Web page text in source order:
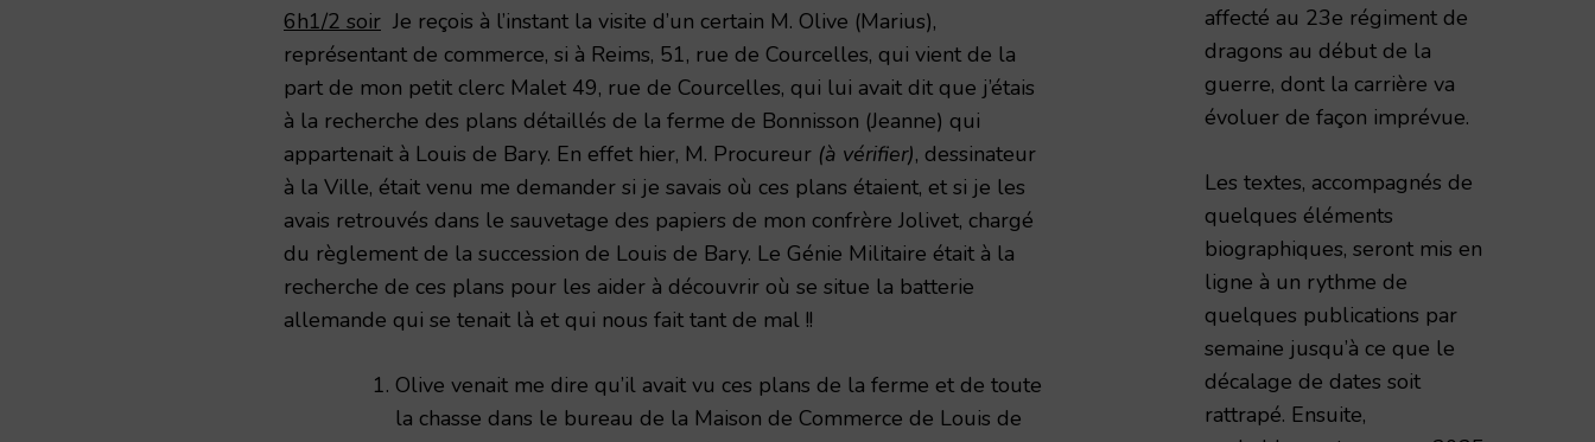
6h1/2 soir Je reçois à l’instant la visite d’un certain M. Olive (Marius),
représentant de commerce, si à Reims, 51, rue de Courcelles, qui vient de la
part de mon petit clerc Malet 49, rue de Courcelles, qui lui avait dit que j’étais
à la recherche des plans détaillés de la ferme de Bonnisson (Jeanne) qui
appartenait à Louis de Bary. En effet hier, M. Procureur (à vérifier), dessinateur
à la Ville, était venu me demander si je savais où ces plans étaient, et si je les
avais retrouvés dans le sauvetage des papiers de mon confrère Jolivet, chargé
du règlement de la succession de Louis de Bary. Le Génie Militaire était à la
recherche de ces plans pour les aider à découvrir où se situe la batterie
allemande qui se tenait là et qui nous fait tant de mal !!
Olive venait me dire qu’il avait vu ces plans de la ferme et de toute
la chasse dans le bureau de la Maison de Commerce de Louis de
affecté au 23e régiment de
dragons au début de la
guerre, dont la carrière va
évoluer de façon imprévue.
Les textes, accompagnés de
quelques éléments
biographiques, seront mis en
ligne à un rythme de
quelques publications par
semaine jusqu’à ce que le
décalage de dates soit
rattrapé. Ensuite,